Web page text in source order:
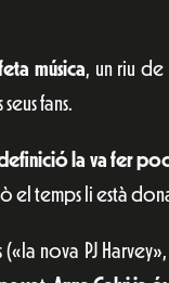
música, un riu
fans.
la va fer poc
el temps li està
(«la nova PJ